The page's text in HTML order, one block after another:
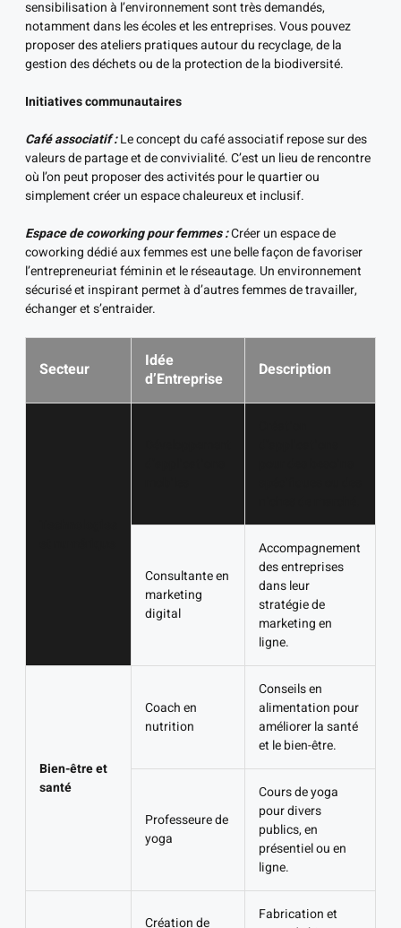
sensibilisation à l’environnement sont très demandés,
notamment dans les écoles et les entreprises. Vous pouvez
proposer des ateliers pratiques autour du recyclage, de la
gestion des déchets ou de la protection de la biodiversité.
Initiatives communautaires
Café associatif :Le concept du café associatif repose sur des
valeurs de partage et de convivialité. C’est un lieu de rencontre
où l’on peut proposer des activités pour le quartier ou
simplement créer un espace chaleureux et inclusif.
Espace de coworking pour femmes :Créer un espace de
coworking dédié aux femmes est une belle façon de favoriser
l’entrepreneuriat féminin et le réseautage. Un environnement
sécurisé et inspirant permet à d’autres femmes de travailler,
échanger et s’entraider.
Secteur
Idée
d’Entreprise
Description
Consultante en
marketing
digital
Accompagnement
des entreprises
dans leur
stratégie de
marketing en
ligne.
Bien-être et
santé
Coach en
nutrition
Conseils en
alimentation pour
améliorer la santé
et le bien-être.
Professeure de
yoga
Cours de yoga
pour divers
publics, en
présentiel ou en
ligne.
Création de
Fabrication et